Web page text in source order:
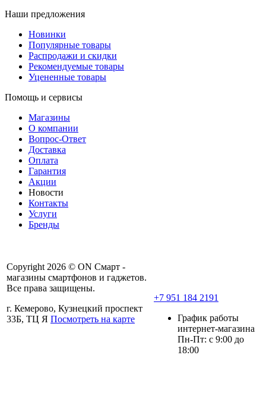
Наши предложения
Новинки
Популярные товары
Распродажи и скидки
Рекомендуемые товары
Уцененные товары
Помощь и сервисы
Магазины
О компании
Вопрос-Ответ
Доставка
Оплата
Гарантия
Акции
Новости
Контакты
Услуги
Бренды
Copyright 2026 © ON Смарт -
магазины смартфонов и гаджетов.
Все права защищены.
г. Кемерово, Кузнецкий проспект
33Б, ТЦ Я Посмотреть на карте
+7 951 184 2191
График работы
интернет-магазина
Пн-Пт: с 9:00 до
18:00